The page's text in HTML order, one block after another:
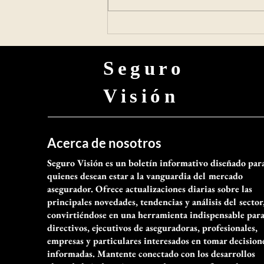
diversas como salud, pensiones,
Seguro
Visión
Acerca de nosotros
Seguro Visión es un boletín informativo diseñado
quienes desean estar a la vanguardia del mercado
asegurador. Ofrece actualizaciones diarias sobre las
principales novedades, tendencias y análisis del
convirtiéndose en una herramienta indispensable para
directivos, ejecutivos de aseguradoras, profesionales,
empresas y particulares interesados en tomar
informadas. Mantente conectado con los desarrollos